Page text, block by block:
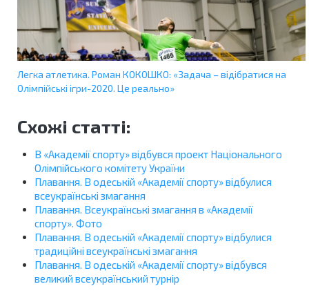
Легка атлетика. Роман КОКОШКО: «Задача – відібратися на
Олімпійські ігри-2020. Це реально»
Схожі статті:
В «Академії спорту» відбувся проект Національного
Олімпійського комітету України
Плавання. В одеській «Академії спорту» відбулися
всеукраїнські змагання
Плавання. Всеукраїнські змагання в «Академії
спорту». Фото
Плавання. В одеській «Академії спорту» відбулися
традиційні всеукраїнські змагання
Плавання. В одеській «Академії спорту» відбувся
великий всеукраїнський турнір